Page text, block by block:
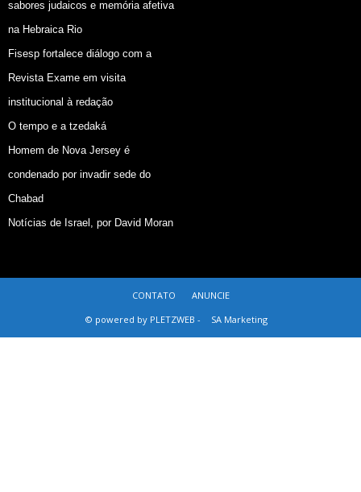
sabores judaicos e memória afetiva
na Hebraica Rio
Fisesp fortalece diálogo com a
Revista Exame em visita
institucional à redação
O tempo e a tzedaká
Homem de Nova Jersey é
condenado por invadir sede do
Chabad
Notícias de Israel, por David Moran
CONTATO
ANUNCIE
© powered by PLETZWEB -
SA Marketing